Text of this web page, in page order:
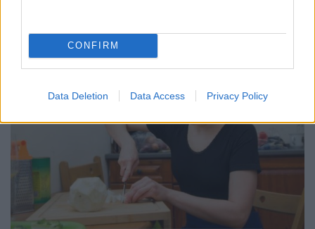
CONFIRM
Data Deletion Data Access Privacy Policy